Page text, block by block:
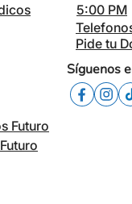
Futuro
5:00 PM
Pide tu
Síguenos